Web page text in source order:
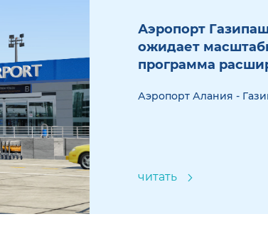
Аэропорт
ожидает
программа
Аэропорт Алания -
читать